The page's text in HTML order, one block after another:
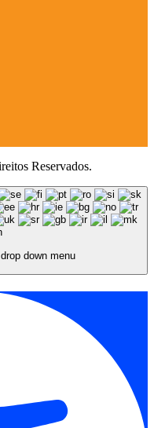
Reservados.